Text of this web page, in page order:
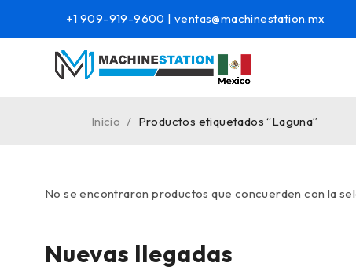
+1 909-919-9600 | ventas@machinestation.mx
Inicio / Productos etiquetados “Laguna”
No se encontraron productos que concuerden con la
Nuevas llegadas